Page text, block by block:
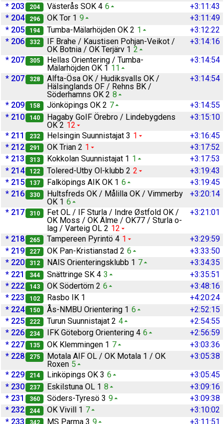
* 203
204 Västerås SOK 4 6
+3:11:43
* 204
296 OK Tor 1 9
+3:11:49
* 205
194 Tumba-Mälarhöjden OK 2 1
+3:12:22
* 206
332
IF Brahe / Kaustisen Pohjan-Veikot /
OK Botnia / OK Terjärv 1 2
+3:14:16
* 207
305
Hellas Orientering / Tumba-
Mälarhöjden OK 1 11
+3:14:54
* 207
328
Alfta-Ösa OK / Hudiksvalls OK /
Hälsinglands OF / Rehns BK /
Söderhamns OK 2 8
+3:14:54
* 209 158 Jönköpings OK 2 7
+3:14:55
* 210
140
Hagaby GoIF Örebro / Lindebygdens
OK 2 12
+3:15:10
* 211
232 Helsingin Suunnistajat 3 1
+3:16:45
* 212
291 OK Trian 2 1
+3:17:52
* 213
313 Kokkolan Suunnistajat 1 1
+3:17:53
* 214
122 Tolered-Utby Ol-klubb 2 2
+3:19:43
* 215
137 Falköpings AIK OK 1 6
+3:19:45
* 216
330
Hultsfreds OK / Målilla OK / Vimmerby
OK 1 6
+3:20:14
* 217
310
Fet OL / IF Sturla / Indre Østfold OK /
OK Moss / OK Älme / OK77 / Sturla o-
lag / Varteig OL 2 12
+3:21:01
* 218 265 Tampereen Pyrintö 4 1
+3:29:59
* 219
227 OK Pan-Kristianstad 2 6
+3:33:50
* 220
312 NAIS Orienteringsklubb 1 7
+3:34:35
* 221
344 Snättringe SK 4 3
+3:35:51
* 222
143 OK Södertörn 2 6
+3:48:16
* 223
102 Rasbo IK 1
+4:20:24
* 224
150 Ås-NMBU Orientering 1 6
+2:52:15
* 225
222 Turun Suunnistajat 2 4
+2:54:55
* 226
234 IFK Göteborg Orientering 4 6
+2:56:59
* 227
135 OK Klemmingen 1 7
+3:03:36
* 228
275
Motala AIF OL / OK Motala 1 / OK
Roxen 5
+3:05:38
* 229
214 Linköpings OK 3 6
+3:05:45
* 230
237 Eskilstuna OL 1 8
+3:09:16
* 231
360 Söders-Tyresö 3 9
+3:09:38
* 232
244 OK Vivill 1 7
+3:10:02
* 233
342 MS Parma 3 9 +3:11:51